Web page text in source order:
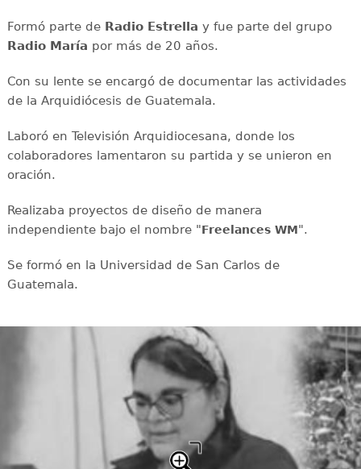
Formó parte de Radio Estrella y fue parte del grupo
Radio María por más de 20 años.
Con su lente se encargó de documentar las actividades
de la Arquidiócesis de Guatemala.
Laboró en Televisión Arquidiocesana, donde los
colaboradores lamentaron su partida y se unieron en
oración.
Realizaba proyectos de diseño de manera
independiente bajo el nombre "Freelances WM".
Se formó en la Universidad de San Carlos de
Guatemala.